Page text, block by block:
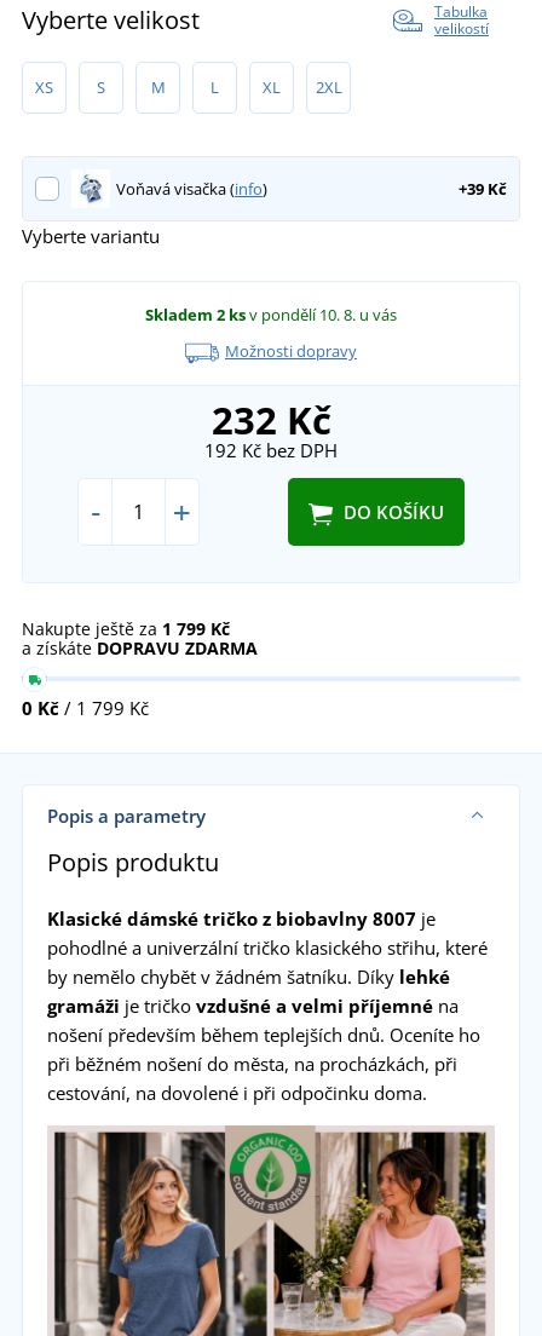
Vyberte velikost
Tabulka
velikostí
XS S M L XL 2XL
Voňavá visačka (info) +39 Kč
Vyberte variantu
Skladem 2 ksv pondělí 10. 8. u vás
Možnosti dopravy
232 Kč
192 Kč bez DPH
- + DO KOŠÍKU
Nakupte ještě za 1 799 Kč
a získáte DOPRAVU ZDARMA
0 Kč / 1 799 Kč
Popis a parametry
Popis produktu
Klasické dámské tričko z biobavlny 8007 je
pohodlné a univerzální tričko klasického střihu, které
by nemělo chybět v žádném šatníku. Díky lehké
gramáži je tričkovzdušné a velmi příjemnéna
nošení především během teplejších dnů. Oceníte ho
při běžném nošení do města, na procházkách, při
cestování, na dovolené i při odpočinku doma.